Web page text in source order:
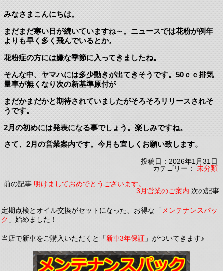
みなさまこんにちは。
まだまだ寒い日が続いていますね～。ニュースでは花粉が例年
よりも早く多く飛んでいるとか。
花粉症の方には嫌な季節に入ってきましたね。
そんな中、ヤマハには多少動きが出てきそうです。50ｃｃ排気
量車が無くなり次の新基準原付が
まだかまだかと期待されていましたがそろそろリリースされそ
うです。
2月の初めには発表になる事でしょう。楽しみですね。
さて、2月の営業案内です。今月も宜しくお願い致します。
投稿日：2026年1月31日
カテゴリー：未分類
前の記事:明けましておめでとうございます。
3月営業のご案内:次の記事
定期点検とオイル交換がセットになった、お得な「メンテナンスパッ
ク」始めました！
当店で新車をご購入いただくと「新車3年保証」がついてきます♪